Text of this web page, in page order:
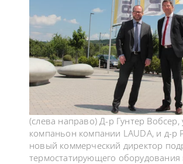
(слева направо) Д-р Гунтер
компаньон компании LAUDA, и д-р
новый коммерческий директор
термостатирующего оборудования